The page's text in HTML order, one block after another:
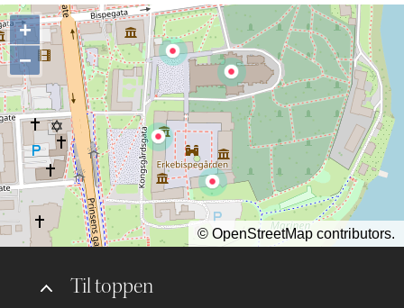
Til toppen
+
−
© OpenStreetMap contributors.